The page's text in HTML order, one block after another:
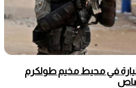
في محيط مخيم طولكرم